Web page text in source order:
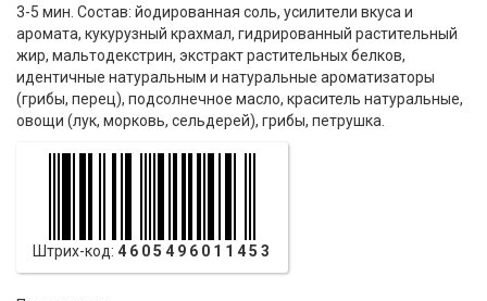
3-5 мин. Состав: йодированная соль, усилители вкуса и
аромата, кукурузный крахмал, гидрированный растительный
жир, мальтодекстрин, экстракт растительных белков,
идентичные натуральным и натуральные ароматизаторы
(грибы, перец), подсолнечное масло, краситель натуральные,
овощи (лук, морковь, сельдерей), грибы, петрушка.
Штрих-код: 4605496011453